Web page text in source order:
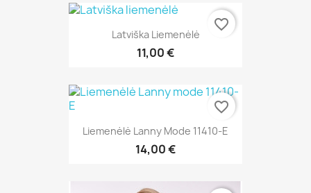
Latviška Liemenėlė
11,00 €
favorite_border
Liemenėlė Lanny Mode 11410-E
14,00 €
favorite_border